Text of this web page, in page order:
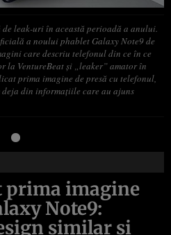
leak-uri în această perioadă a anului.
a noului phablet Galaxy Note9 de
care descriu telefonul din ce în ce
la VentureBeat şi „leaker” amator în
prima imagine de presă cu telefonul,
deja din informaţiile care au ajuns
prima imagine
Note9:
similar şi